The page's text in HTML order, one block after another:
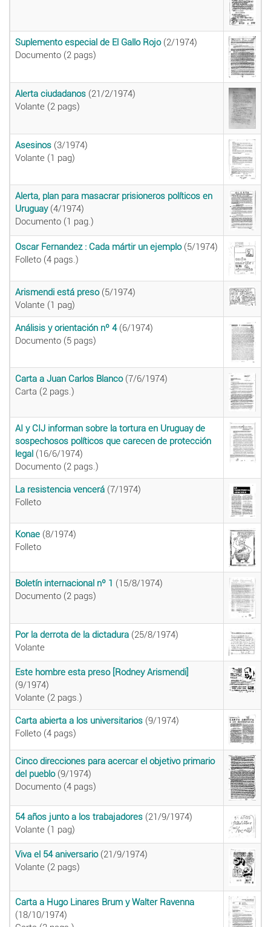
Suplemento especial de El Gallo Rojo(2/1974)
Documento (2 pags)
Alerta ciudadanos (21/2/1974)
Volante (2 pags)
Asesinos (3/1974)
Volante (1 pag)
Alerta, plan para masacrar prisioneros políticos en
Uruguay(4/1974)
Documento (1 pag.)
Oscar Fernandez : Cada mártir un ejemplo(5/1974)
Folleto (4 pags.)
Arismendi está preso(5/1974)
Volante (1 pag)
Análisis y orientación nº 4(6/1974)
Documento (5 pags)
Carta a Juan Carlos Blanco(7/6/1974)
Carta (2 pags.)
AI y CIJ informan sobre la tortura en Uruguay de
sospechosos políticos que carecen de protección
legal (16/6/1974)
Documento (2 pags.)
La resistencia vencerá (7/1974)
Folleto
Konae (8/1974)
Folleto
Boletín internacional nº 1 (15/8/1974)
Documento (2 pags)
Por la derrota de la dictadura (25/8/1974)
Volante
Este hombre esta preso [Rodney Arismendi]
(9/1974)
Volante (2 pags.)
Carta abierta a los universitarios (9/1974)
Folleto (4 pags)
Cinco direcciones para acercar el objetivo primario
del pueblo(9/1974)
Documento (4 pags)
54 años junto a los trabajadores (21/9/1974)
Volante (1 pag)
Viva el 54 aniversario(21/9/1974)
Volante (2 pags)
Carta a Hugo Linares Brum y Walter Ravenna
(18/10/1974)